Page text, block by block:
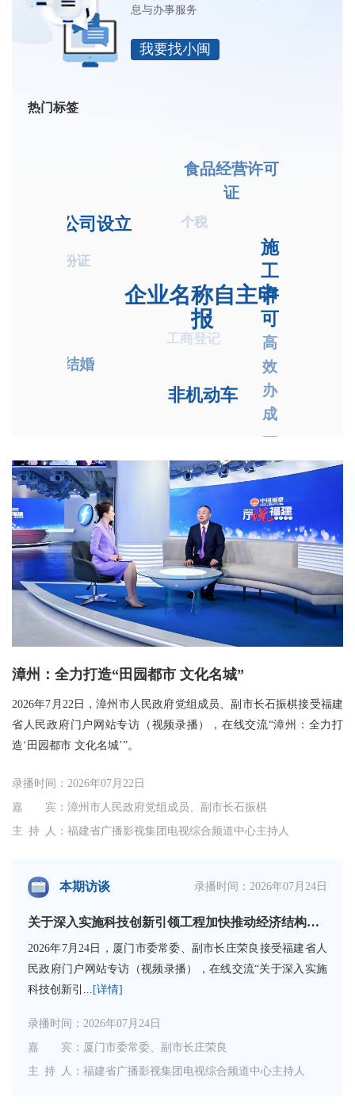
息与办事服务
我要找小闽
热门标签
结婚
非机动车
企业名称自主申
报
公司设立
身份证
工商登记
高
效
办
成
一
件
施
工
许
可
食品经营许可
证
个税
漳州：全力打造“田园都市 文化名城”
2026年7月22日，漳州市人民政府党组成员、副市长石振棋接受福建
省人民政府门户网站专访（视频录播），在线交流“漳州：全力打
造‘田园都市 文化名城’”。
录播时间：2026年07月22日
嘉 宾：漳州市人民政府党组成员、副市长石振棋
主 持 人：福建省广播影视集团电视综合频道中心主持人
本期访谈 录播时间：2026年07月24日
关于深入实施科技创新引领工程加快推动经济结构升级的若干措施
2026年7月24日，厦门市委常委、副市长庄荣良接受福建省人
民政府门户网站专访（视频录播），在线交流“关于深入实施
科技创新引... [详情]
录播时间：2026年07月24日
嘉 宾：厦门市委常委、副市长庄荣良
主 持 人：福建省广播影视集团电视综合频道中心主持人